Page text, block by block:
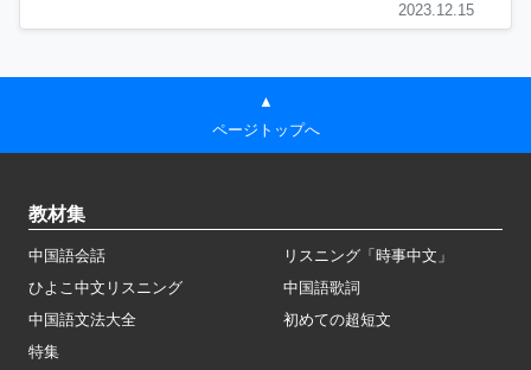
2023.12.15
▲
ページトップへ
教材集
中国語会話
リスニング「時事中文」
ひよこ中文リスニング
中国語歌詞
中国語文法大全
初めての超短文
特集